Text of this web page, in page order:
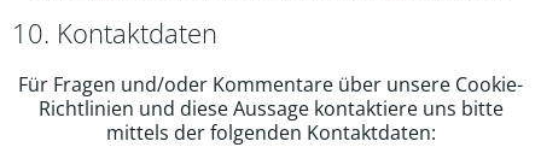
10. Kontaktdaten
Für Fragen und/oder Kommentare über unsere Cookie-
Richtlinien und diese Aussage kontaktiere uns bitte
mittels der folgenden Kontaktdaten: